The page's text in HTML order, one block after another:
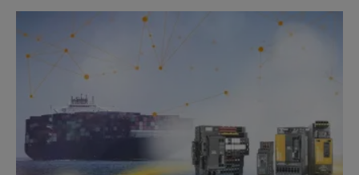
Gestión de la energía en las